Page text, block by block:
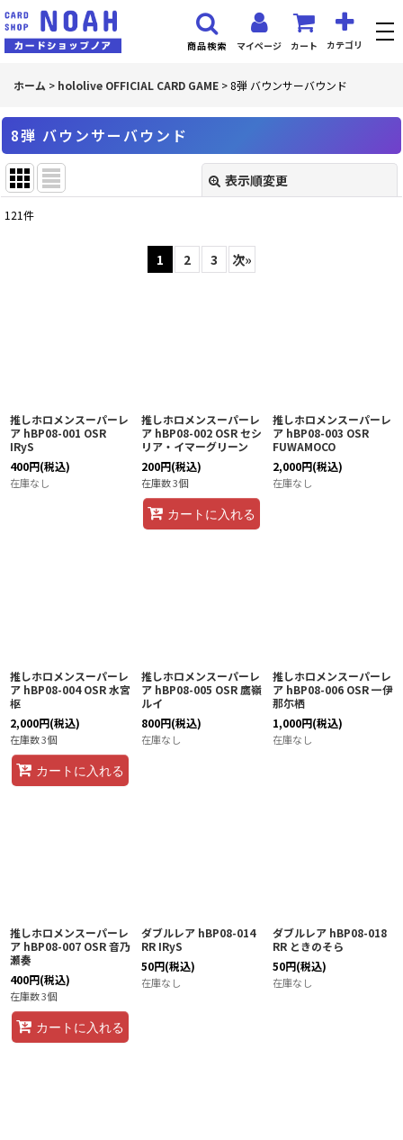
マイページ カート カテゴリ
商品検索
ホーム > hololive OFFICIAL CARD GAME > 8弾 バウンサーバウンド
8弾 バウンサーバウンド
表示順変更
121件
1 2 3 次»
推しホロメンスーパーレ
ア hBP08-001 OSR
IRyS
400円(税込)
在庫なし
推しホロメンスーパーレ
ア hBP08-002 OSR セシ
リア・イマーグリーン
200円(税込)
在庫数 3個
カートに入れる
推しホロメンスーパーレ
ア hBP08-003 OSR
FUWAMOCO
2,000円(税込)
在庫なし
推しホロメンスーパーレ
ア hBP08-004 OSR 水宮
枢
2,000円(税込)
在庫数 3個
カートに入れる
推しホロメンスーパーレ
ア hBP08-005 OSR 鷹嶺
ルイ
800円(税込)
在庫なし
推しホロメンスーパーレ
ア hBP08-006 OSR 一伊
那尓栖
1,000円(税込)
在庫なし
推しホロメンスーパーレ
ア hBP08-007 OSR 音乃
瀬奏
400円(税込)
在庫数 3個
カートに入れる
ダブルレア hBP08-014
RR IRyS
50円(税込)
在庫なし
ダブルレア hBP08-018
RR ときのそら
50円(税込)
在庫なし